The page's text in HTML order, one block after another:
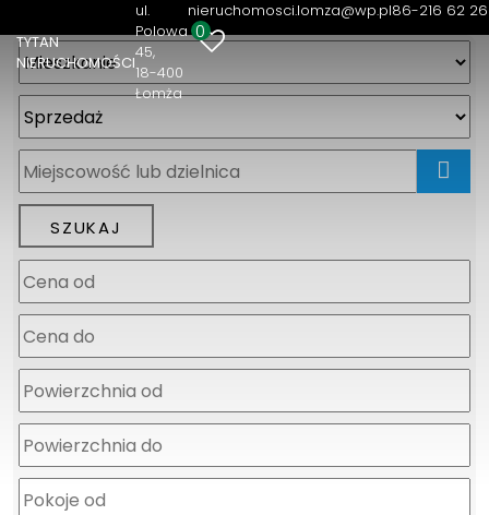
TYTAN
NIERUCHOMOŚCI
ul.
Polowa
45
18-400
Łomża
nieruchomosci.lomza@wp.pl86-216 62 26
0